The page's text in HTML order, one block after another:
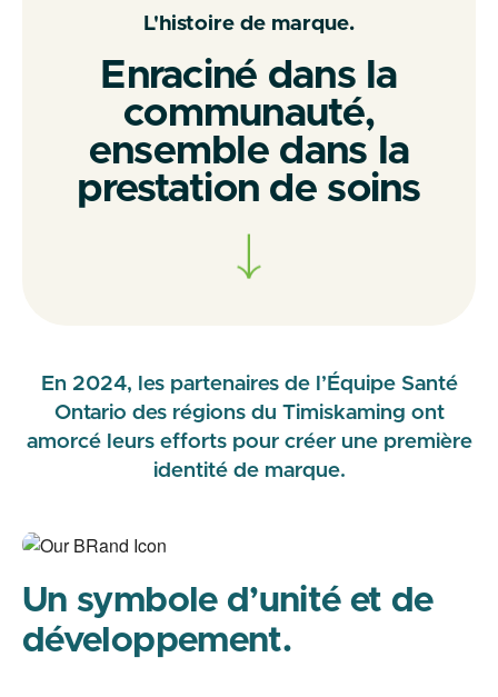
L'histoire de marque.
Enraciné dans la
communauté,
ensemble dans la
prestation de soins
En 2024, les partenaires de l’Équipe Santé
Ontario des régions du Timiskaming ont
amorcé leurs efforts pour créer une première
identité de marque.
Un symbole d’unité et de
développement.